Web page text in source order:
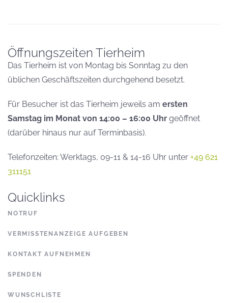
Öffnungszeiten Tierheim
Das Tierheim ist von Montag bis Sonntag zu den
üblichen Geschäftszeiten durchgehend besetzt.
Für Besucher ist das Tierheim jeweils am ersten
Samstag im Monat von 14:00 – 16:00 Uhr geöffnet
(darüber hinaus nur auf Terminbasis).
Telefonzeiten: Werktags, 09-11 & 14-16 Uhr unter +49 621
311151
Quicklinks
NOTRUF
VERMISSTENANZEIGE AUFGEBEN
KONTAKT AUFNEHMEN
SPENDEN
WUNSCHLISTE